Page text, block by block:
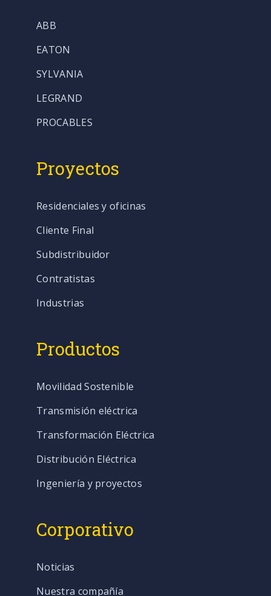
ABB
EATON
SYLVANIA
LEGRAND
PROCABLES
Proyectos
Residenciales y oficinas
Cliente Final
Subdistribuidor
Contratistas
Industrias
Productos
Movilidad Sostenible
Transmisión eléctrica
Transformación Eléctrica
Distribución Eléctrica
Ingeniería y proyectos
Corporativo
Noticias
Nuestra compañía